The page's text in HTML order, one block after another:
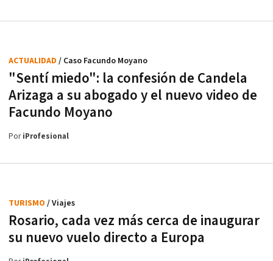
"Sentí miedo": la confesión de Candela
Arizaga a su abogado y el nuevo video de
Facundo Moyano
ACTUALIDAD / Caso Facundo Moyano
PoriProfesional
Rosario, cada vez más cerca de inaugurar
su nuevo vuelo directo a Europa
TURISMO / Viajes